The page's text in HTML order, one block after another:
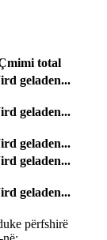
total
geladen...
geladen...
geladen...
geladen...
geladen...
përfshirë